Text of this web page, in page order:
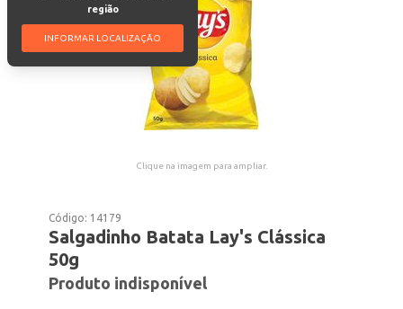
região
INFORMAR LOCALIZAÇÃO
Clique na imagem para ampliar.
Código: 14179
Salgadinho Batata Lay's Clássica
50g
Produto indisponível